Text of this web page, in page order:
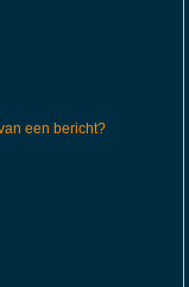
een bericht?